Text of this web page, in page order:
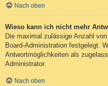
Nach oben
Wieso kann ich nicht mehr
Die maximal zulässige Anzahl
Board-Administration festgelegt.
Antwortmöglichkeiten als
Administrator.
Nach oben